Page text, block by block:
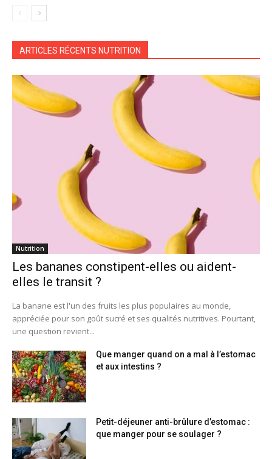
ARTICLES RÉCENTS NUTRITION
Nutrition
Les bananes constipent-elles ou aident-
elles le transit ?
La banane est l'un des fruits les plus populaires au monde,
appréciée pour son goût sucré et ses qualités nutritives. Pourtant,
une question revient...
Que manger quand on a mal à l’estomac
et aux intestins ?
Petit-déjeuner anti-brûlure d’estomac :
que manger pour se soulager ?